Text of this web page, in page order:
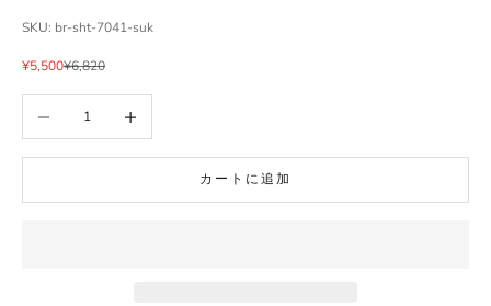
SKU: br-sht-7041-suk
セール価格
¥5,500通常価格
¥6,820
カートに追加